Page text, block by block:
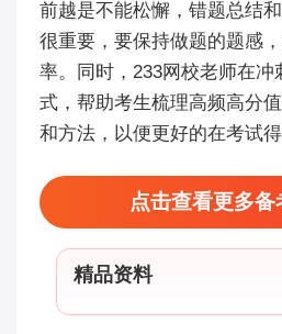
前越是不能松懈，错题总结
很重要，要保持做题的题感
率。同时，233网校老师在冲
式，帮助考生梳理高频高分
和方法，以便更好的在考试得
点击查看更多备
精品资料